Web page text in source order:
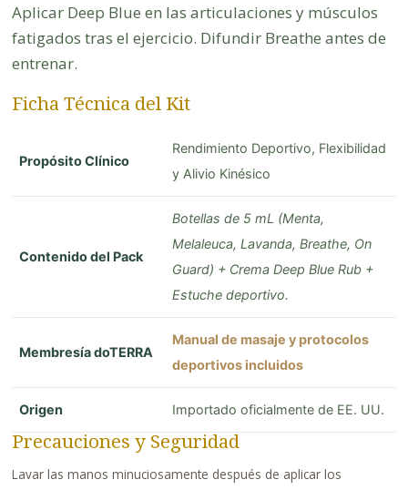
Aplicar Deep Blue en las articulaciones y músculos
fatigados tras el ejercicio. Difundir Breathe antes de
entrenar.
Ficha Técnica del Kit
Propósito Clínico
Rendimiento Deportivo, Flexibilidad
y Alivio Kinésico
Contenido del Pack
Botellas de 5 mL (Menta,
Melaleuca, Lavanda, Breathe, On
Guard) + Crema Deep Blue Rub +
Estuche deportivo.
Membresía doTERRA
Manual de masaje y protocolos
deportivos incluidos
Origen Importado oficialmente de EE. UU.
Precauciones y Seguridad
Lavar las manos minuciosamente después de aplicar los